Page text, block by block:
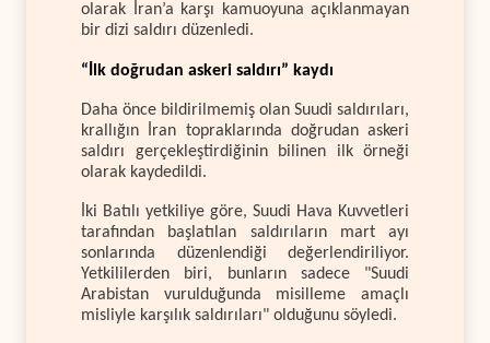
olarak İran’a karşı kamuoyuna açıklanmayan
bir dizi saldırı düzenledi.
“İlk doğrudan askeri saldırı” kaydı
Daha önce bildirilmemiş olan Suudi saldırıları,
krallığın İran topraklarında doğrudan askeri
saldırı gerçekleştirdiğinin bilinen ilk örneği
olarak kaydedildi.
İki Batılı yetkiliye göre, Suudi Hava Kuvvetleri
tarafından başlatılan saldırıların mart ayı
sonlarında düzenlendiği değerlendiriliyor.
Yetkililerden biri, bunların sadece "Suudi
Arabistan vurulduğunda misilleme amaçlı
misliyle karşılık saldırıları" olduğunu söyledi.